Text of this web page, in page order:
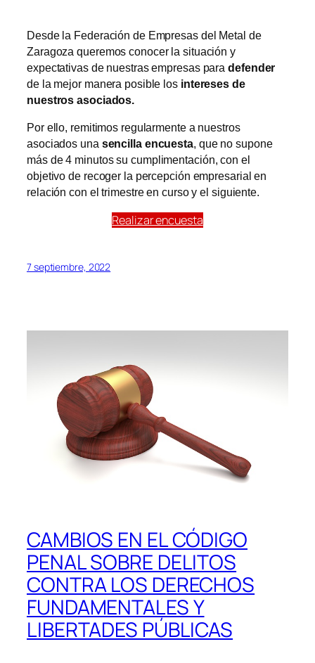
Desde la Federación de Empresas del Metal de
Zaragoza queremos conocer la situación y
expectativas de nuestras empresas paradefender
de la mejor manera posible los intereses de
nuestros asociados.
Por ello, remitimos regularmente a nuestros
asociados una sencilla encuesta, que no supone
más de 4 minutos su cumplimentación, con el
objetivo de recoger la percepción empresarial en
relación con el trimestre en curso y el siguiente.
Realizar encuesta
7 septiembre, 2022
CAMBIOS EN EL CÓDIGO
PENAL SOBRE DELITOS
CONTRA LOS DERECHOS
FUNDAMENTALES Y
LIBERTADES PÚBLICAS